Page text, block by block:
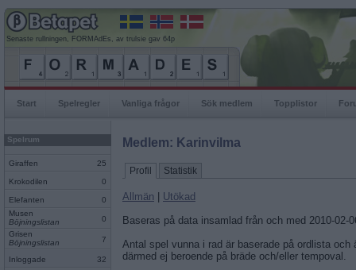
Senaste rullningen, FORMAdEs, av trulsie gav 64p
Start Spelregler Vanliga frågor Sök medlem Topplistor
Spelrum
Giraffen 25
Krokodilen 0
Elefanten
0
Musen
Böjningslistan
0
Grisen
Böjningslistan
7
Inloggade 32
Medlem: Karinvilma
Profil Statistik
Allmän
Utökad
Baseras på data insamlad från och med 2010-02-
Antal spel vunna i rad är baserade på ordlista och
därmed ej beroende på bräde och/eller tempoval.